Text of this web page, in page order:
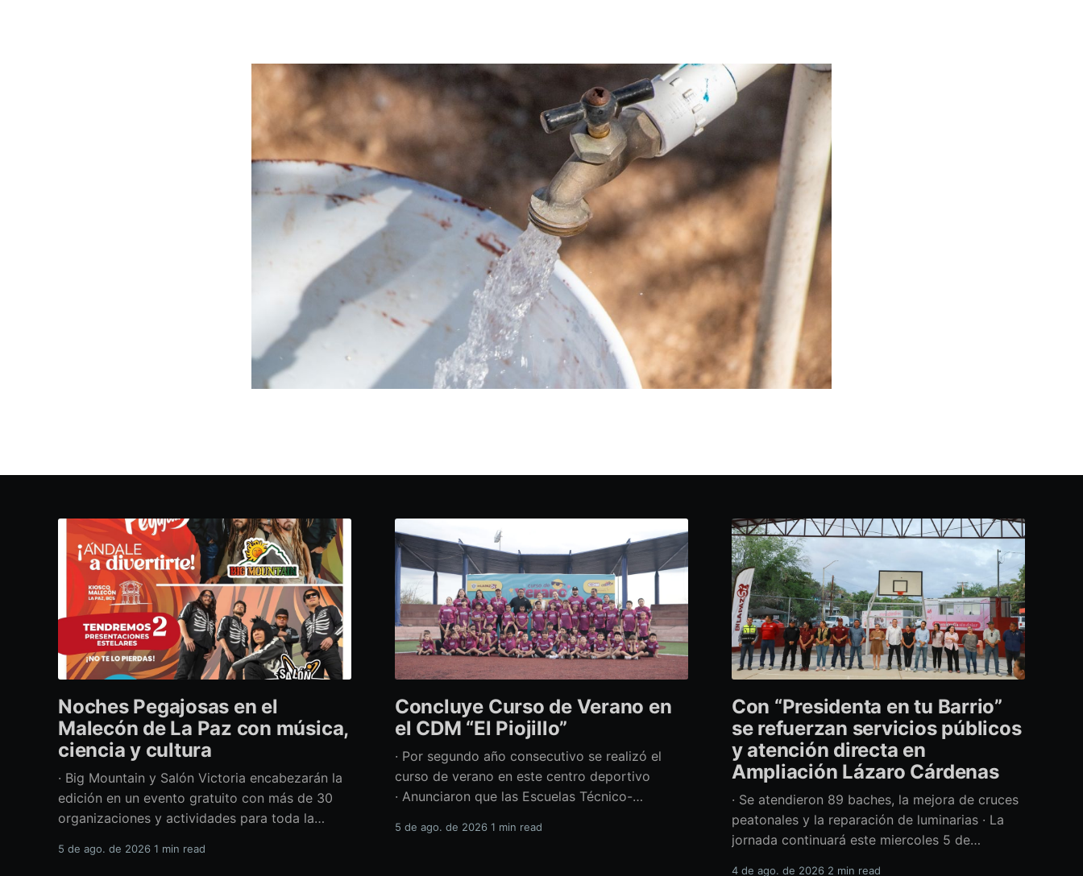
Noches Pegajosas en el
Malecón de La Paz con música,
ciencia y cultura
· Big Mountain y Salón Victoria encabezarán la
edición en un evento gratuito con más de 30
organizaciones y actividades para toda la
en vivo, divulgación científica y actividades
5 de ago. de 2026 1 min read
Concluye Curso de Verano en
el CDM “El Piojillo”
· Por segundo año consecutivo se realizó el
curso de verano en este centro deportivo
· Anunciaron que las Escuelas Técnico-
actividades el próximo 24 de agosto Con una
5 de ago. de 2026 1 min read
Con “Presidenta en tu Barrio”
se refuerzan servicios públicos
y atención directa en
Ampliación Lázaro Cárdenas
· Se atendieron 89 baches, la mejora de cruces
peatonales y la reparación de luminarias · La
jornada continuará este miercoles 5 de
4 de ago. de 2026 2 min read